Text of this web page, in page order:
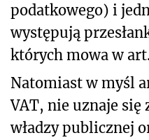
podatkowego) i
występują
których mowa w
Natomiast w myśl
VAT, nie uznaje się
władzy publicznej